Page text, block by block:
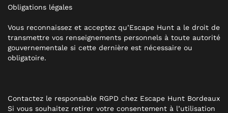
Obligations légales
Vous reconnaissez et acceptez qu’Escape Hunt a le droit de
transmettre vos renseignements personnels à toute autorité
gouvernementale si cette dernière est nécessaire ou
obligatoire.
Contactez le responsable RGPD chez Escape Hunt Bordeaux
Si vous souhaitez retirer votre consentement à l’utilisation